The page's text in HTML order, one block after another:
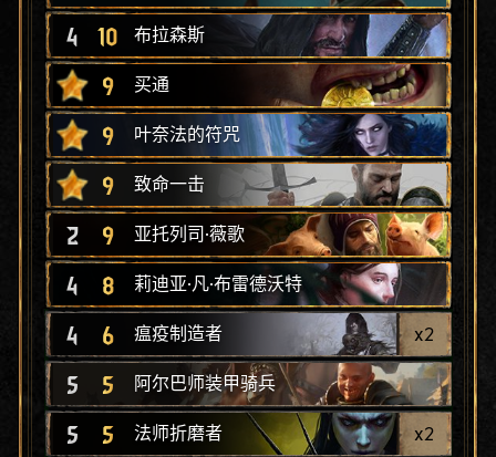
4 10 布拉森斯
9 买通
9 叶奈法的符咒
9 致命一击
2 9 亚托列司·薇歌
4 8 莉迪亚·凡·布雷德沃特
4 6 瘟疫制造者 x2
5 5 阿尔巴师装甲骑兵
5 5 法师折磨者 x2